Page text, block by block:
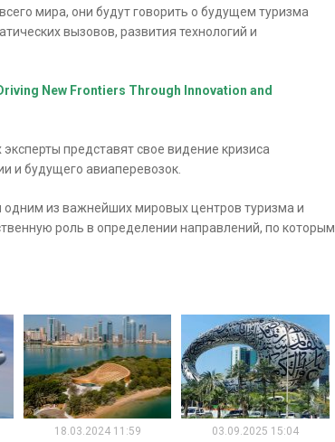
мира, они будут говорить о будущем туризма
вызовов, развития технологий и
New Frontiers Through Innovation and
представят свое видение кризиса
и будущего авиаперевозок.
из важнейших мировых центров туризма и
роль в определении направлений, по которым
18.03.2024 11:59
03.09.2025 15:04